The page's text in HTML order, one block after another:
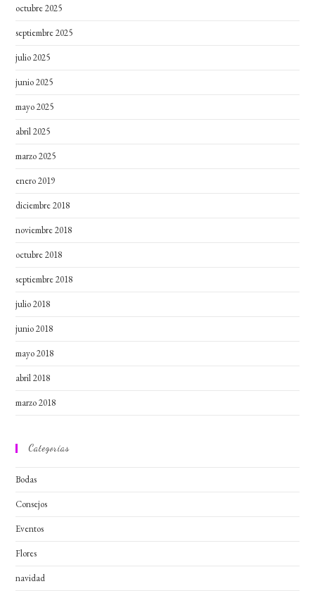
octubre 2025
septiembre 2025
julio 2025
junio 2025
mayo 2025
abril 2025
marzo 2025
enero 2019
diciembre 2018
noviembre 2018
octubre 2018
septiembre 2018
julio 2018
junio 2018
mayo 2018
abril 2018
marzo 2018
Categorías
Bodas
Consejos
Eventos
Flores
navidad